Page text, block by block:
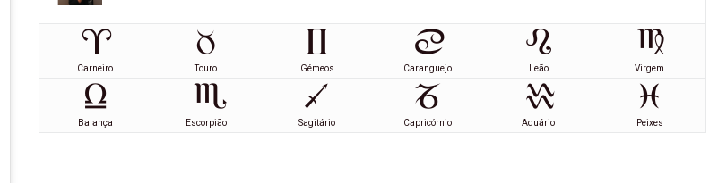
Carneiro Touro Gémeos Caranguejo Leão Virgem
Balança Escorpião Sagitário Capricórnio Aquário Peixes